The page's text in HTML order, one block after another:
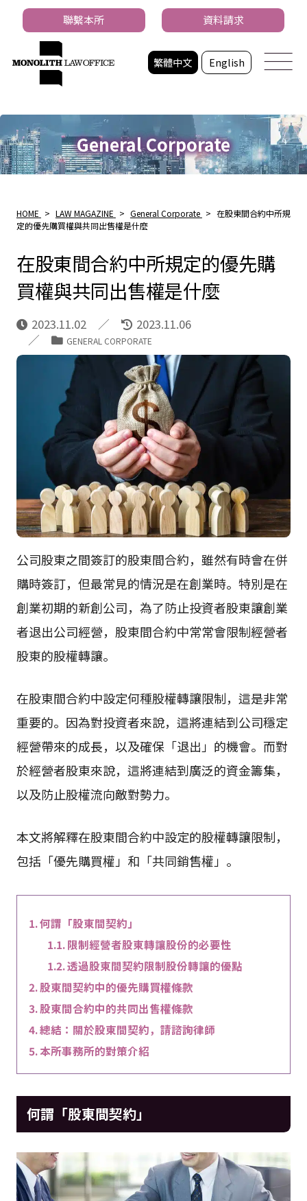
繁體中文 English
聯繫本所 資料請求
General Corporate
HOME > LAW MAGAZINE > General Corporate > 在股東間合約中所規
定的優先購買權與共同出售權是什麼
在股東間合約中所規定的優先購
買權與共同出售權是什麼
2023.11.02 2023.11.06
GENERAL CORPORATE
公司股東之間簽訂的股東間合約，雖然有時會在併
購時簽訂，但最常見的情況是在創業時。特別是在
創業初期的新創公司，為了防止投資者股東讓創業
者退出公司經營，股東間合約中常常會限制經營者
股東的股權轉讓。
在股東間合約中設定何種股權轉讓限制，這是非常
重要的。因為對投資者來說，這將連結到公司穩定
經營帶來的成長，以及確保「退出」的機會。而對
於經營者股東來說，這將連結到廣泛的資金籌集，
以及防止股權流向敵對勢力。
本文將解釋在股東間合約中設定的股權轉讓限制，
包括「優先購買權」和「共同銷售權」。
何謂「股東間契約」
限制經營者股東轉讓股份的必要性
透過股東間契約限制股份轉讓的優點
股東間契約中的優先購買權條款
股東間合約中的共同出售權條款
總結：關於股東間契約，請諮詢律師
本所事務所的對策介紹
何謂「股東間契約」